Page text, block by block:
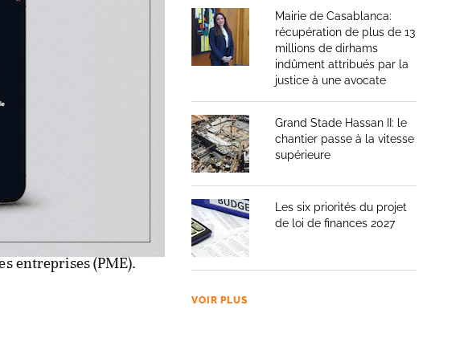
de l'économie
des circonstances
marocain,
les différents
ce contexte, le
autre prêt au Maroc
entreprises (PME).
Mairie de Casablanca:
récupération de plus de 13
millions de dirhams
indûment attribués par la
justice à une avocate
Grand Stade Hassan II: le
chantier passe à la vitesse
supérieure
Les six priorités du projet
de loi de finances 2027
VOIR PLUS